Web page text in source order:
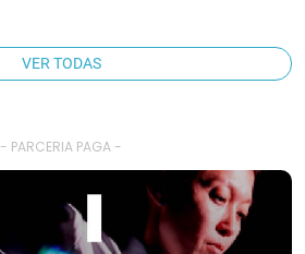
VER TODAS
- PARCERIA PAGA -